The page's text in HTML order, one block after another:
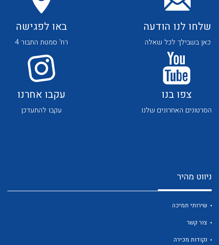
לכל מוצרי היצרן לכל מוצרי היצרן
לכל מוצרי היצרן
שלחו לנו הודעה
כאן בשבילך לכל שאלה
באו לפגישה
רח' סמטת התבור 4
צפו בנו
הסרטונים האחרונים שלנו
עקבו אחרנו
עקבו להתעדכן
ניווט מהיר
שירותי תמיכה
צור קשר
נקודות מכירה